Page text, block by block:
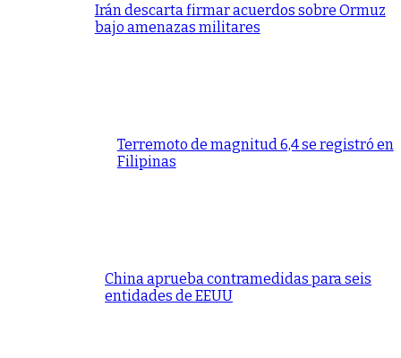
Irán descarta firmar acuerdos sobre Ormuz
bajo amenazas militares
Terremoto de magnitud 6,4 se registró en
Filipinas
China aprueba contramedidas para seis
entidades de EEUU